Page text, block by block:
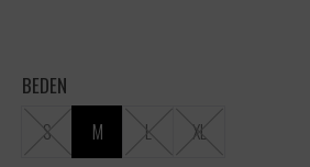
BEDEN
S M L XL